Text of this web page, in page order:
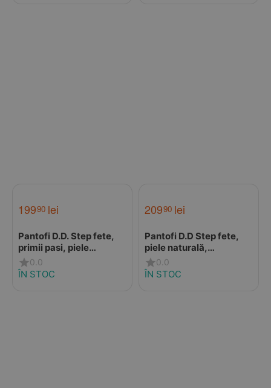
19990 lei
Pantofi D.D. Step fete,
primii pasi, piele
naturala, talpa flexibila,
roz cu imprimeu flori
0.0
ÎN STOC
20990 lei
Pantofi D.D Step fete,
piele naturală,
captuseală din piele,
talpă flexibilă,
0.0
ÎN STOC